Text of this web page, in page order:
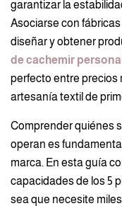
garantizar la
Asociarse con
diseñar y obtener
de cachemir
perfecto entre precios
artesanía textil de
Comprender quiénes
operan es
marca. En esta guía
capacidades de los 5
sea que necesite